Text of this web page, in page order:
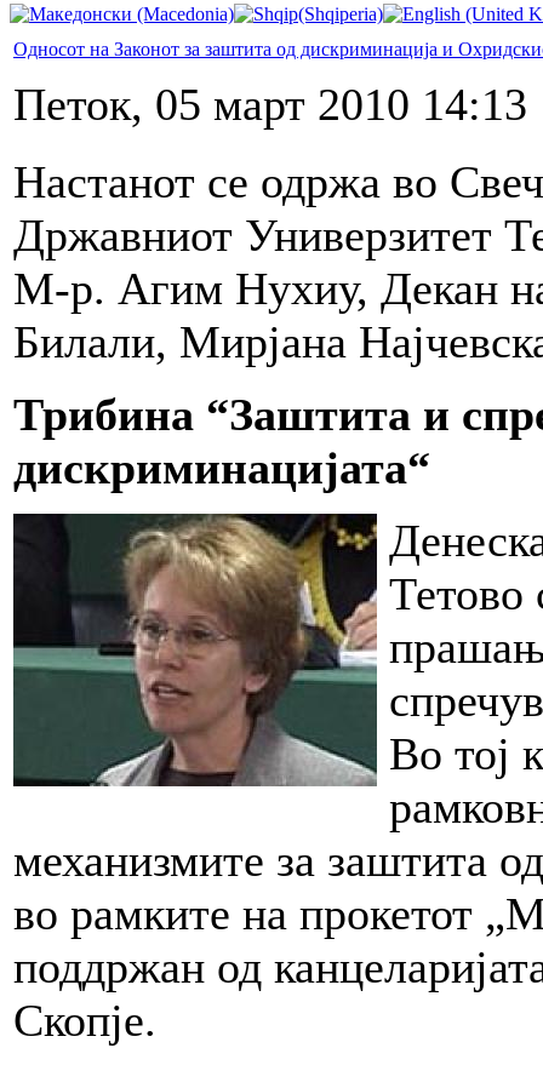
Односот на Законот за заштита од дискриминација и
Петок, 05 март 2010 14:13
Настанот се одржа во
Државниот Универзитет
М-р. Агим Нухиу, Декан
Билали, Мирјана
Трибина “Заштита и
дискриминацијата“
Тетово
Во тој
механизмите за заштита
во рамките на прокетот
поддржан од
Скопје.